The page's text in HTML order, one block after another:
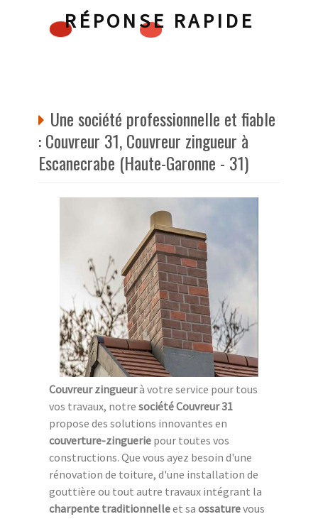
RÉPONSE RAPIDE
Une société professionnelle et fiable
: Couvreur 31, Couvreur zingueur à
Escanecrabe (Haute-Garonne - 31)
Couvreur zingueurà votre service pour tous
vos travaux, notre société Couvreur 31
propose des solutions innovantes en
couverture-zinguerie pour toutes vos
constructions. Que vous ayez besoin d'une
rénovation de toiture, d'une installation de
gouttière ou tout autre travaux intégrant la
charpente traditionnelleet sa ossaturevous